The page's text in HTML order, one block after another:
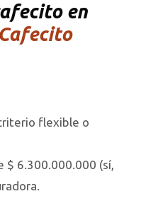
en
flexible o
$ 6.300.000.000 (sí,